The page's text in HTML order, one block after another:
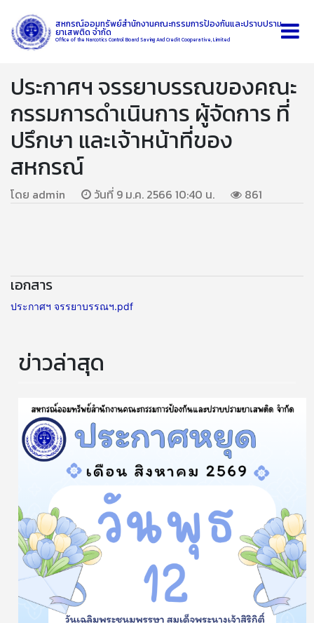
สหกรณ์ออมทรัพย์สำนักงานคณะกรรมการป้องกันและปราบปราม
ยาเสพติด จำกัด
Office of the Narcotics Control Board Saving And Credit Cooperative, Limited
ประกาศฯ จรรยาบรรณของคณะ
กรรมการดำเนินการ ผู้จัดการ ที่
ปรึกษา และเจ้าหน้าที่ของ
สหกรณ์
โดย admin วันที่ 9 ม.ค. 2566 10:40 น. 861
เอกสาร
ประกาศฯ จรรยาบรรณฯ.pdf
ข่าวล่าสุด